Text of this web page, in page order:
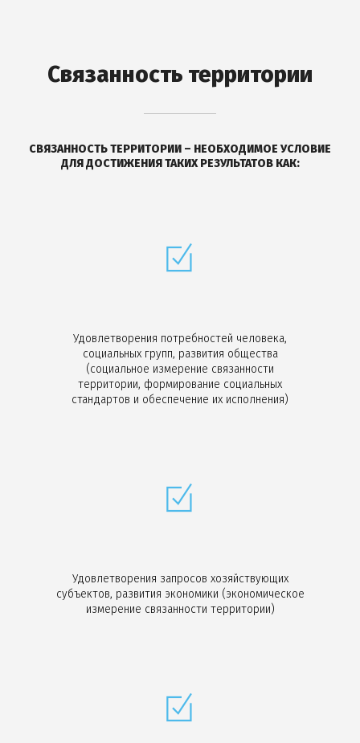
Связанность территории
СВЯЗАННОСТЬ ТЕРРИТОРИИ – НЕОБХОДИМОЕ УСЛОВИЕ
ДЛЯ ДОСТИЖЕНИЯ ТАКИХ РЕЗУЛЬТАТОВ КАК:
Удовлетворения потребностей человека,
социальных групп, развития общества
(социальное измерение связанности
территории, формирование социальных
стандартов и обеспечение их исполнения)
Удовлетворения запросов хозяйствующих
субъектов, развития экономики (экономическое
измерение связанности территории)